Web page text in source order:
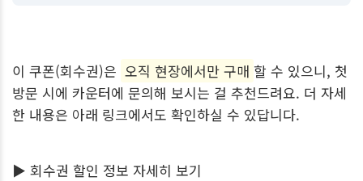
이 쿠폰(회수권)은 오직 현장에서만 구매 할 수 있으니, 첫
방문 시에 카운터에 문의해 보시는 걸 추천드려요. 더 자세
한 내용은 아래 링크에서도 확인하실 수 있답니다.
▶ 회수권 할인 정보 자세히 보기